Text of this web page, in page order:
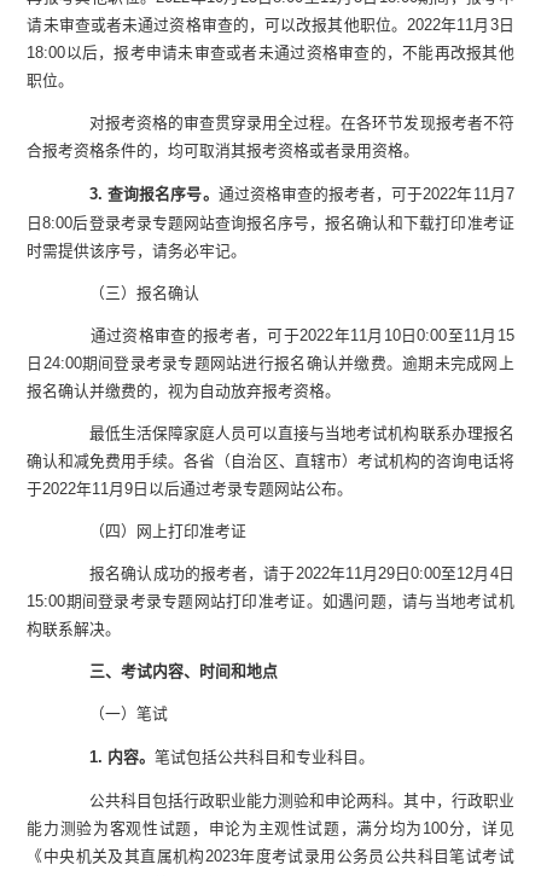
请未审查或者未通过资格审查的，可以改报其他职位。2022年11月 3日
18:00以后，报考申请未审查或者未通过资格审查的，不能再改报其他
职位。
对报考资格的审查贯穿录用全过程。在各环节发现报考者不符
合报考资格条件的，均可取消其报考资格或者录用资格。
3.查询报名序号。 通过资格审查的报考者，可于2022年11月 7
日8:00后登录考录专题网站查询报名序号，报名确认和下载打印准考证
时需提供该序号，请务必牢记。
（三）报名确认
通过资格审查的报考者，可于2022年11月 10日0:00至11月 15
日 24:00期间登录考录专题网站进行报名确认并缴费。逾期未完成网上
报名确认并缴费的，视为自动放弃报考资格。
最低生活保障家庭人员可以直接与当地考试机构联系办理报名
确认和减免费用手续。各省（自治区、直辖市）考试机构的咨询电话将
于2022年11月9 日以后通过考录专题网站公布。
（四）网上打印准考证
报名确认成功的报考者，请于2022年11月 29日0:00至12月 4日
15:00期间登录考录专题网站打印准考证。如遇问题，请与当地考试机
构联系解决。
三、考试内容、时间和地点
（一）笔试
1. 内容。 笔试包括公共科目和专业科目。
公共科目包括行政职业能力测验和申论两科。其中，行政职业
能力测验为客观性试题，申论为主观性试题，满分均为 100分，详见
《中央机关及其直属机构2023年度考试录用公务员公共科目笔试考试